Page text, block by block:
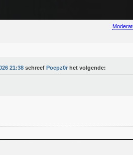
21:38 schreef Poepz0r het volgende: